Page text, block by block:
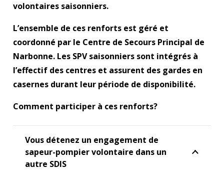
volontaires saisonniers.
L’ensemble de ces renforts est géré et
coordonné par le Centre de Secours Principal de
Narbonne. Les SPV saisonniers sont intégrés à
l’effectif des centres et assurent des gardes en
casernes durant leur période de disponibilité.
Comment participer à ces renforts?
Vous détenez un engagement de
sapeur-pompier volontaire dans un
autre SDIS